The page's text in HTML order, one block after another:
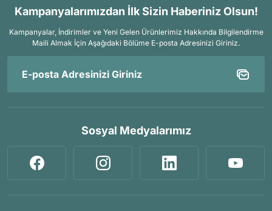
Kampanyalarımızdan İlk Sizin Haberiniz Olsun!
Kampanyalar, İndirimler ve Yeni Gelen Ürünlerimiz Hakkında Bilgilendirme
Maili Almak İçin Aşağıdaki Bölüme E-posta Adresinizi Giriniz.
Sosyal Medyalarımız